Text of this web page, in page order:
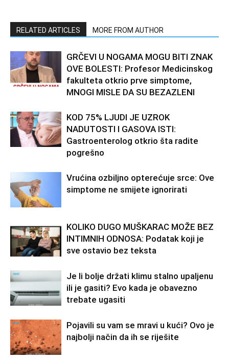
RELATED ARTICLES MORE FROM AUTHOR
GRČEVI U NOGAMA MOGU BITI ZNAK
OVE BOLESTI: Profesor Medicinskog
fakulteta otkrio prve simptome,
MNOGI MISLE DA SU BEZAZLENI
KOD 75% LJUDI JE UZROK
NADUTOSTI I GASOVA ISTI:
Gastroenterolog otkrio šta radite
pogrešno
Vrućina ozbiljno opterećuje srce: Ove
simptome ne smijete ignorirati
KOLIKO DUGO MUŠKARAC MOŽE BEZ
INTIMNIH ODNOSA: Podatak koji je
sve ostavio bez teksta
Je li bolje držati klimu stalno upaljenu
ili je gasiti? Evo kada je obavezno
trebate ugasiti
Pojavili su vam se mravi u kući? Ovo je
najbolji način da ih se riješite